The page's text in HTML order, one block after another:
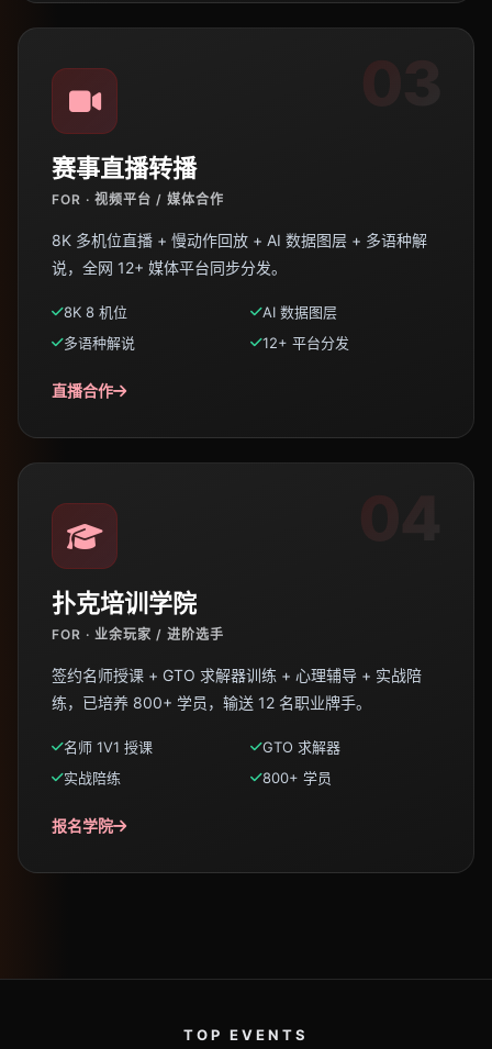
03
赛事直播转播
FOR · 视频平台 / 媒体合作
8K 多机位直播 + 慢动作回放 + AI 数据图层 + 多语种解
说，全网 12+ 媒体平台同步分发。
8K 8 机位
AI 数据图层
多语种解说
12+ 平台分发
直播合作
04
扑克培训学院
FOR · 业余玩家 / 进阶选手
签约名师授课 + GTO 求解器训练 + 心理辅导 + 实战陪
练，已培养 800+ 学员，输送 12 名职业牌手。
名师 1V1 授课
GTO 求解器
实战陪练
800+ 学员
报名学院
TOP EVENTS